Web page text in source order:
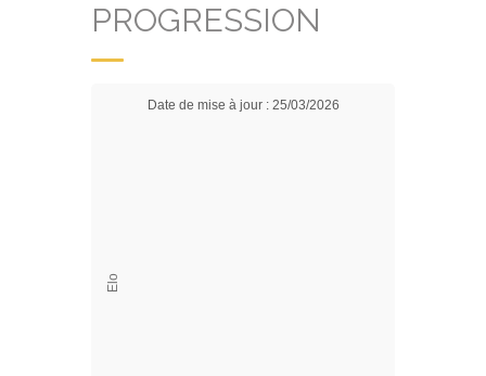
PROGRESSION
Elo
Date de mise à jour : 25/03/2026